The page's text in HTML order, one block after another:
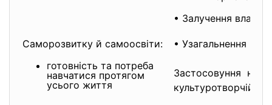
• Залучення
Саморозвитку й самоосвіти:
готовність та потреба
навчатися протягом
усього життя
•
Застосовуння
культуротворчій